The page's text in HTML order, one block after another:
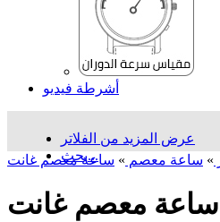
أشرطة فيديو
عرض المزيد من الفلاتر
بحث...
» ساعة معصم »